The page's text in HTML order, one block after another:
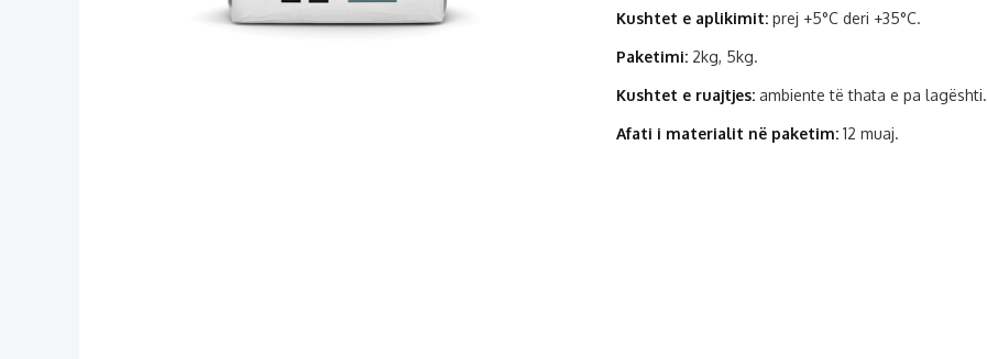
Kushtet e aplikimit:prej +5°C deri +35°C.
Paketimi:2kg, 5kg.
Kushtet e ruajtjes:ambiente të thata e pa lagështi.
Afati i materialit në paketim:12 muaj.